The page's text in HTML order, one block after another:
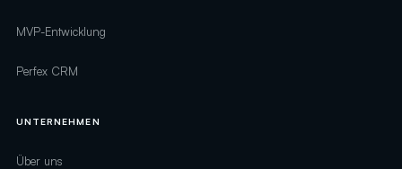
MVP-Entwicklung
Perfex CRM
UNTERNEHMEN
Über uns